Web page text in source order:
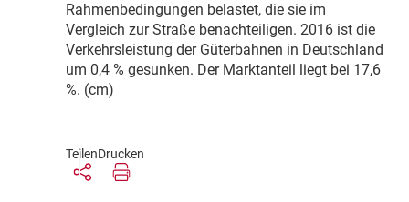
Rahmenbedingungen belastet, die sie im
Vergleich zur Straße benachteiligen. 2016 ist die
Verkehrsleistung der Güterbahnen in Deutschland
um 0,4 % gesunken. Der Marktanteil liegt bei 17,6
%. (cm)
TeilenDrucken